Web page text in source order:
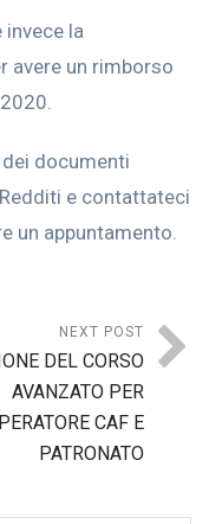
la
avere un rimborso
documenti
e contattateci
un appuntamento.
NEXT POST
DEL CORSO
AVANZATO PER
CAF E
PATRONATO